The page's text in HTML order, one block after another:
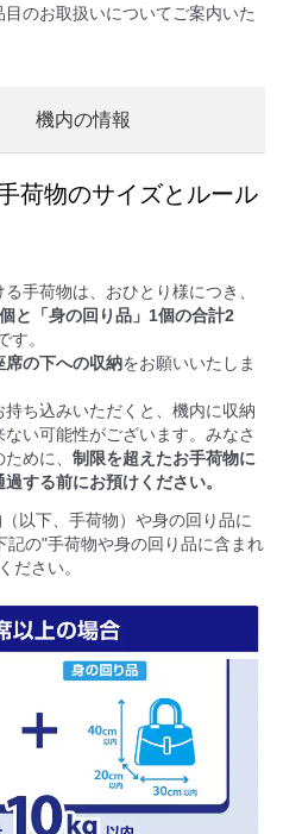
のお取扱いについてご案内いた
機内の情報
荷物のサイズとルール
手荷物は、おひとり様につき、
と「身の回り品」1個の合計2
す。
席の下への収納をお願いいたしま
ち込みいただくと、機内に収納
い可能性がございます。みなさ
めに、 制限を超えたお手荷物に
する前にお預けください。
以下、手荷物）や身の回り品に
記の"手荷物や身の回り品に含まれ
ださい。